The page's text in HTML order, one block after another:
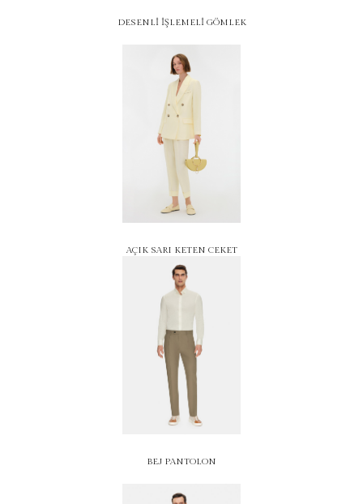
DESENLİ İŞLEMELİ GÖMLEK
AÇIK SARI KETEN CEKET
BEJ PANTOLON